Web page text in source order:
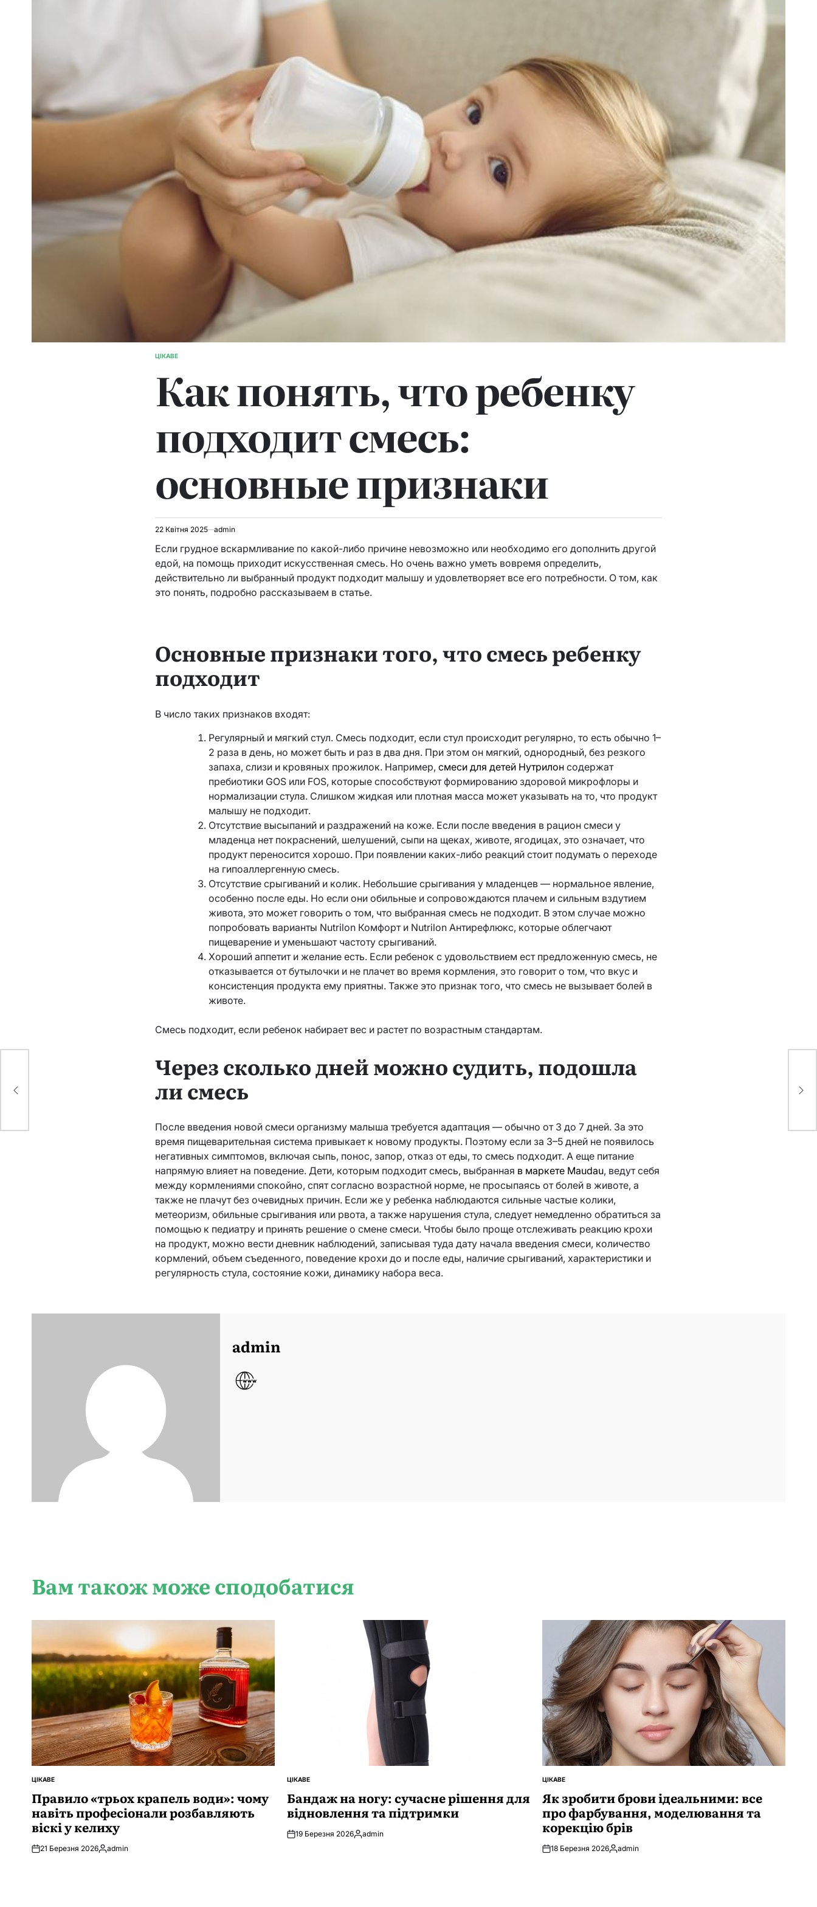
ОПУБЛІКУВАТИ
ЦІКАВЕ
Как понять, что ребенку
подходит смесь:
основные признаки
22 Квітня 2025 admin
Если грудное вскармливание по какой-либо причине невозможно или необходимо его дополнить другой
едой, на помощь приходит искусственная смесь. Но очень важно уметь вовремя определить,
действительно ли выбранный продукт подходит малышу и удовлетворяет все его потребности. О том, как
это понять, подробно рассказываем в статье.
Основные признаки того, что смесь ребенку
подходит
В число таких признаков входят:
Регулярный и мягкий стул. Смесь подходит, если стул происходит регулярно, то есть обычно 1–
2 раза в день, но может быть и раз в два дня. При этом он мягкий, однородный, без резкого
запаха, слизи и кровяных прожилок. Например,смеси для детей Нутрилон содержат
пребиотики GOS или FOS, которые способствуют формированию здоровой микрофлоры и
нормализации стула. Слишком жидкая или плотная масса может указывать на то, что продукт
малышу не подходит.
Отсутствие высыпаний и раздражений на коже. Если после введения в рацион смеси у
младенца нет покраснений, шелушений, сыпи на щеках, животе, ягодицах, это означает, что
продукт переносится хорошо. При появлении каких-либо реакций стоит подумать о переходе
на гипоаллергенную смесь.
Отсутствие срыгиваний и колик. Небольшие срыгивания у младенцев — нормальное явление,
особенно после еды. Но если они обильные и сопровождаются плачем и сильным вздутием
живота, это может говорить о том, что выбранная смесь не подходит. В этом случае можно
попробовать варианты Nutrilon Комфорт и Nutrilon Антирефлюкс, которые облегчают
пищеварение и уменьшают частоту срыгиваний.
Хороший аппетит и желание есть. Если ребенок с удовольствием ест предложенную смесь, не
отказывается от бутылочки и не плачет во время кормления, это говорит о том, что вкус и
консистенция продукта ему приятны. Также это признак того, что смесь не вызывает болей в
животе.
Смесь подходит, если ребенок набирает вес и растет по возрастным стандартам.
Через сколько дней можно судить, подошла
ли смесь
После введения новой смеси организму малыша требуется адаптация — обычно от 3 до 7 дней. За это
время пищеварительная система привыкает к новому продукты. Поэтому если за 3–5 дней не появилось
негативных симптомов, включая сыпь, понос, запор, отказ от еды, то смесь подходит. А еще питание
напрямую влияет на поведение. Дети, которым подходит смесь, выбранная в маркете Maudau, ведут себя
между кормлениями спокойно, спят согласно возрастной норме, не просыпаясь от болей в животе, а
также не плачут без очевидных причин. Если же у ребенка наблюдаются сильные частые колики,
метеоризм, обильные срыгивания или рвота, а также нарушения стула, следует немедленно обратиться за
помощью к педиатру и принять решение о смене смеси. Чтобы было проще отслеживать реакцию крохи
на продукт, можно вести дневник наблюдений, записывая туда дату начала введения смеси, количество
кормлений, объем съеденного, поведение крохи до и после еды, наличие срыгиваний, характеристики и
регулярность стула, состояние кожи, динамику набора веса.
admin
Вам також може сподобатися
ОПУБЛІКУВАТИ
ЦІКАВЕ
Правило «трьох крапель води»: чому
навіть професіонали розбавляють
віскі у келиху
21 Березня 2026Опубліковано
admin
ОПУБЛІКУВАТИ
ЦІКАВЕ
Бандаж на ногу: сучасне рішення для
відновлення та підтримки
19 Березня 2026Опубліковано
admin
ОПУБЛІКУВАТИ
ЦІКАВЕ
Як зробити брови ідеальними: все
про фарбування, моделювання та
корекцію брів
18 Березня 2026Опубліковано
admin